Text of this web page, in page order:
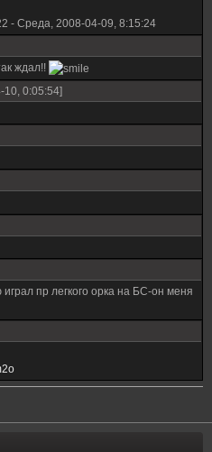
- Среда, 2008-04-09, 8:15:24
ждал!!
10, 0:05:54]
пр легкого орка на БС-он меня